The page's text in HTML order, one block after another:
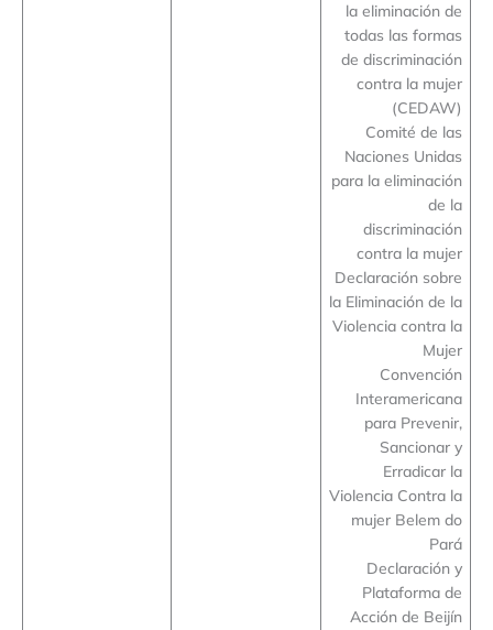
la eliminación de
todas las formas
de discriminación
contra la mujer
(CEDAW)
Comité de las
Naciones Unidas
para la eliminación
de la
discriminación
contra la mujer
Declaración sobre
la Eliminación de la
Violencia contra la
Mujer
Convención
Interamericana
para Prevenir,
Sancionar y
Erradicar la
Violencia Contra la
mujer Belem do
Pará
Declaración y
Plataforma de
Acción de Beijín